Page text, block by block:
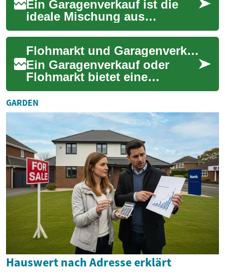
Ein Garagenverkauf ist die
ideale Mischung aus
Flohmarkt-Flair und gezielter
Schnäppchenjagd. Entdecken
Sie, wie Sie ...
Flohmarkt und Garagenverkauf: Der ultimative Leitfaden zum erfolgreichen Verkaufen und Einkaufen
Ein Garagenverkauf oder
Flohmarkt bietet eine
ausgezeichnete Möglichkeit,
gebrauchte Gegenstände zu
verkaufen oder ec...
GARDEN
Hauswert nach Adresse erklärt